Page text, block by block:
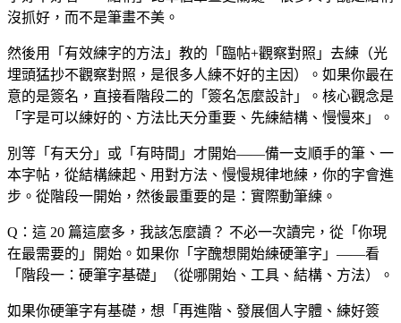
沒抓好，而不是筆畫不美。
然後用「有效練字的方法」教的「臨帖+觀察對照」去練（光
埋頭猛抄不觀察對照，是很多人練不好的主因）。如果你最在
意的是簽名，直接看階段二的「簽名怎麼設計」。核心觀念是
「字是可以練好的、方法比天分重要、先練結構、慢慢來」。
別等「有天分」或「有時間」才開始——備一支順手的筆、一
本字帖，從結構練起、用對方法、慢慢規律地練，你的字會進
步。從階段一開始，然後最重要的是：實際動筆練。
Q：這 20 篇這麼多，我該怎麼讀？ 不必一次讀完，從「你現
在最需要的」開始。如果你「字醜想開始練硬筆字」——看
「階段一：硬筆字基礎」（從哪開始、工具、結構、方法）。
如果你硬筆字有基礎，想「再進階、發展個人字體、練好簽